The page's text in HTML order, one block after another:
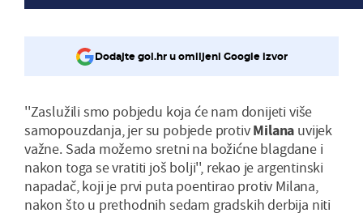
Dodajte gol.hr u omiljeni Google izvor
''Zaslužili smo pobjedu koja će nam donijeti više
samopouzdanja, jer su pobjede protivMilana uvijek
važne. Sada možemo sretni na božićne blagdane i
nakon toga se vratiti još bolji'', rekao je argentinski
napadač, koji je prvi puta poentirao protiv Milana,
nakon što u prethodnih sedam gradskih derbija niti